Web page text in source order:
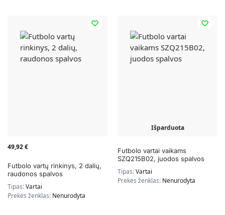
49,92€
Futbolo vartų rinkinys, 2 dalių,
raudonos spalvos
Tipas:Vartai
Prekės ženklas: Nenurodyta
Išparduota
Futbolo vartai vaikams
SZQ215B02, juodos spalvos
Tipas:Vartai
Prekės ženklas: Nenurodyta